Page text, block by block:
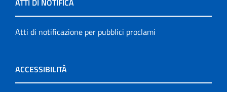
ATTI DI NOTIFICA
Atti di notificazione per pubblici proclami
ACCESSIBILITÀ